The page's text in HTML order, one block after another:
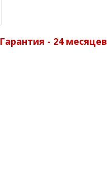
Гарантия - 24 месяцев